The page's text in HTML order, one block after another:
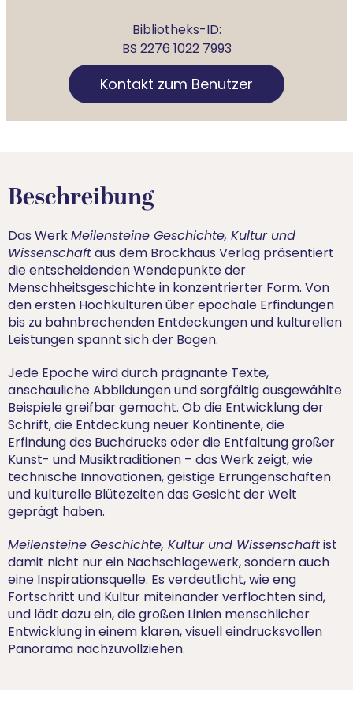
Bibliotheks-ID:
BS 2276 1022 7993
Kontakt zum Benutzer
Beschreibung
Das WerkMeilensteine Geschichte, Kultur und
Wissenschaftaus dem Brockhaus Verlag präsentiert
die entscheidenden Wendepunkte der
Menschheitsgeschichte in konzentrierter Form. Von
den ersten Hochkulturen über epochale Erfindungen
bis zu bahnbrechenden Entdeckungen und kulturellen
Leistungen spannt sich der Bogen.
Jede Epoche wird durch prägnante Texte,
anschauliche Abbildungen und sorgfältig ausgewählte
Beispiele greifbar gemacht. Ob die Entwicklung der
Schrift, die Entdeckung neuer Kontinente, die
Erfindung des Buchdrucks oder die Entfaltung großer
Kunst- und Musiktraditionen – das Werk zeigt, wie
technische Innovationen, geistige Errungenschaften
und kulturelle Blütezeiten das Gesicht der Welt
geprägt haben.
Meilensteine Geschichte, Kultur und Wissenschaftist
damit nicht nur ein Nachschlagewerk, sondern auch
eine Inspirationsquelle. Es verdeutlicht, wie eng
Fortschritt und Kultur miteinander verflochten sind,
und lädt dazu ein, die großen Linien menschlicher
Entwicklung in einem klaren, visuell eindrucksvollen
Panorama nachzuvollziehen.